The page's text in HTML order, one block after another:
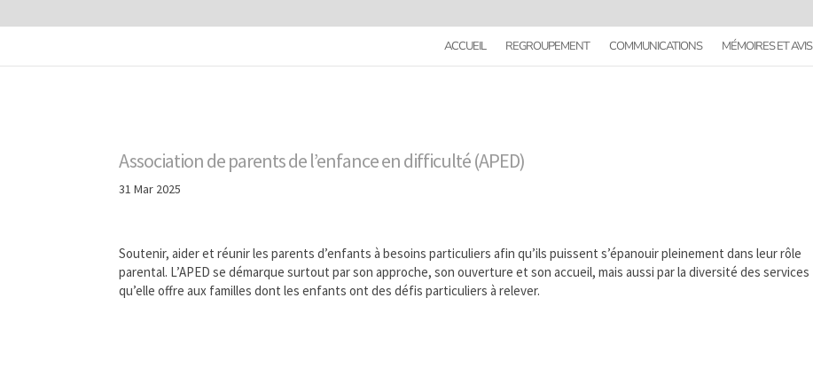
ACCUEIL REGROUPEMENT COMMUNICATIONS MÉMOIRES ET AVIS
Association de parents de l’enfance en difficulté (APED)
31 Mar 2025
Soutenir, aider et réunir les parents d’enfants à besoins particuliers afin qu’ils puissent s’épanouir pleinement dans leur rôle
parental. L’APED se démarque surtout par son approche, son ouverture et son accueil, mais aussi par la diversité des services
qu’elle offre aux familles dont les enfants ont des défis particuliers à relever.